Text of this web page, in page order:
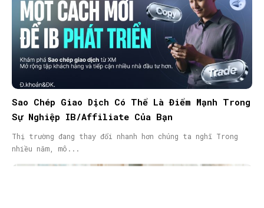
Sao Chép Giao Dịch Có Thể Là Điểm Mạnh Trong
Sự Nghiệp IB/Affiliate Của Bạn
Thị trường đang thay đổi nhanh hơn chúng ta nghĩ Trong
nhiều năm, mô...